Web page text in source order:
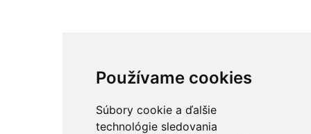
Používame cookies
Súbory cookie a ďalšie
technológie sledovania